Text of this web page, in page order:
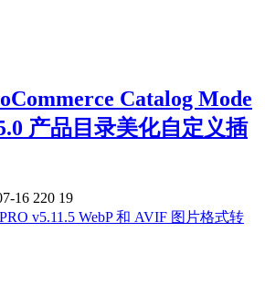
Catalog Mode
产品目录美化自定义插
16 220 19